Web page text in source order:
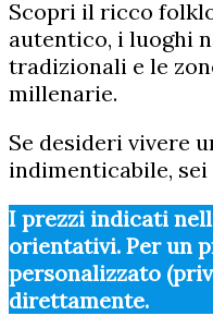
Scopri il ricco
autentico, i luoghi
tradizionali e le
millenarie.
Se desideri vivere
indimenticabile,
I prezzi indicati
orientativi. Per un
personalizzato
direttamente.